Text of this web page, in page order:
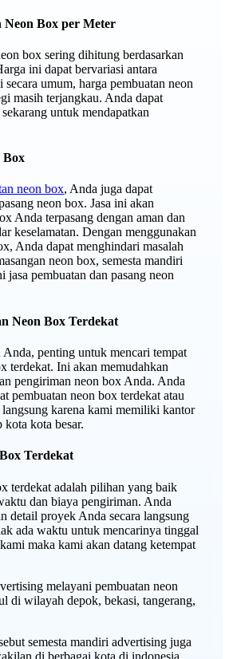
Neon Box per Meter
box sering dihitung berdasarkan
ini dapat bervariasi antara
secara umum, harga pembuatan neon
masih terjangkau. Anda dapat
untuk mendapatkan
Box
neon box, Anda juga dapat
neon box. Jasa ini akan
Anda terpasang dengan aman dan
keselamatan. Dengan menggunakan
Anda dapat menghindari masalah
neon box, semesta mandiri
jasa pembuatan dan pasang neon
Neon Box Terdekat
penting untuk mencari tempat
terdekat. Ini akan memudahkan
pengiriman neon box Anda. Anda
pembuatan neon box terdekat atau
karena kami memiliki kantor
kota besar.
Terdekat
terdekat adalah pilihan yang baik
dan biaya pengiriman. Anda
detail proyek Anda secara langsung
ada waktu untuk mencarinya tinggal
maka kami akan datang ketempat
melayani pembuatan neon
di wilayah depok, bekasi, tangerang,
semesta mandiri advertising juga
di berbagai kota di indonesia